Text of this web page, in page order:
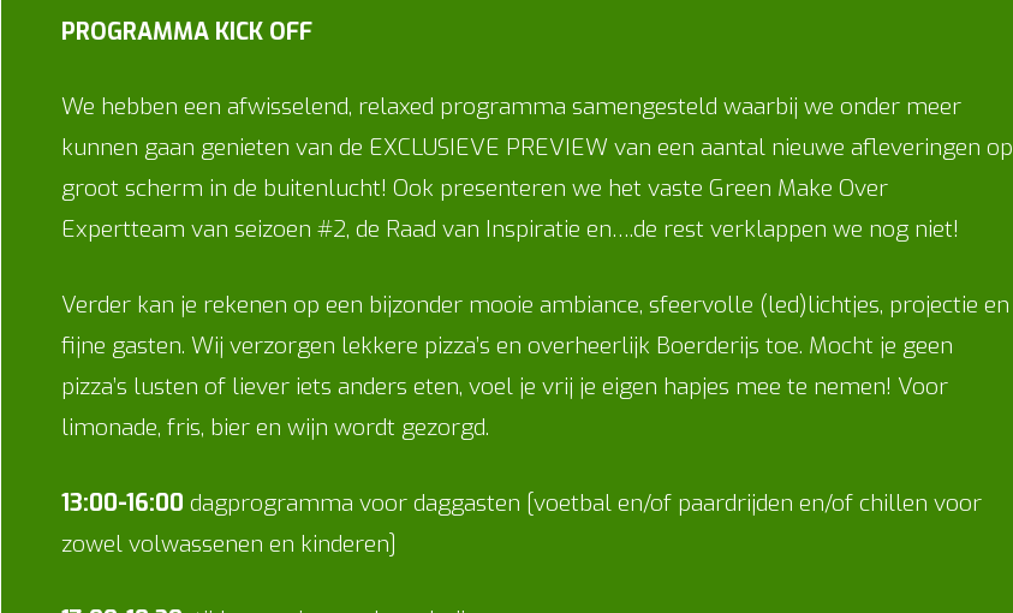
PROGRAMMA KICK OFF
We hebben een afwisselend, relaxed programma samengesteld waarbij we onder meer
kunnen gaan genieten van de EXCLUSIEVE PREVIEW van een aantal nieuwe afleveringen op
groot scherm in de buitenlucht! Ook presenteren we het vaste Green Make Over
Expertteam van seizoen #2, de Raad van Inspiratie en….de rest verklappen we nog niet!
Verder kan je rekenen op een bijzonder mooie ambiance, sfeervolle (led)lichtjes, projectie en
fijne gasten. Wij verzorgen lekkere pizza’s en overheerlijk Boerderijs toe. Mocht je geen
pizza’s lusten of liever iets anders eten, voel je vrij je eigen hapjes mee te nemen! Voor
limonade, fris, bier en wijn wordt gezorgd.
13:00-16:00 dagprogramma voor daggasten [voetbal en/of paardrijden en/of chillen voor
zowel volwassenen en kinderen]